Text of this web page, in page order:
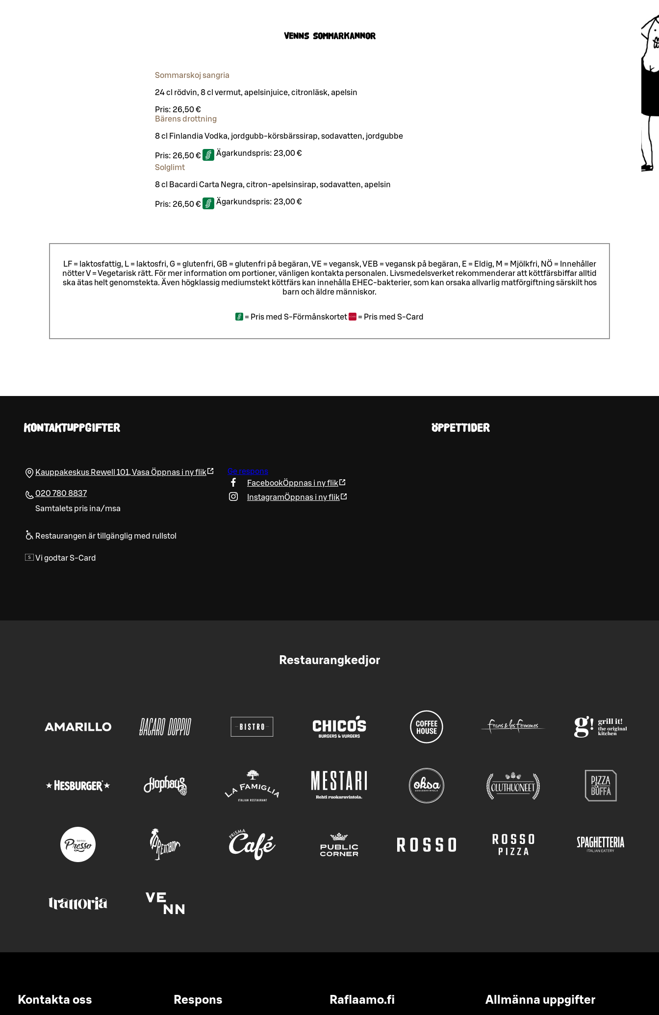
VENNs sommarkannor
Sommarskoj sangria
24 cl rödvin, 8 cl vermut, apelsinjuice, citronläsk, apelsin
Pris: 26,50 €
Bärens drottning
8 cl Finlandia Vodka, jordgubb‑körsbärssirap, sodavatten, jordgubbe
Pris: 26,50 € Ägarkundspris: 23,00 €
Solglimt
8 cl Bacardi Carta Negra, citron‑apelsinsirap, sodavatten, apelsin
Pris: 26,50 € Ägarkundspris: 23,00 €
LF = laktosfattig, L = laktosfri, G = glutenfri, GB = glutenfri på begäran, VE = vegansk, VEB = vegansk på begäran, E = Eldig, M = Mjölkfri, NÖ = Innehåller
nötter V = Vegetarisk rätt. För mer information om portioner, vänligen kontakta personalen. Livsmedelsverket rekommenderar att köttfärsbiffar alltid
ska ätas helt genomstekta. Även högklassig mediumstekt köttfärs kan innehålla EHEC-bakterier, som kan orsaka allvarlig matförgiftning särskilt hos
barn och äldre människor.
= Pris med S-Förmånskortet = Pris med S-Card
KONTAKTUPPGIFTER
Kauppakeskus Rewell 101,Vasa Öppnas i ny flik
020 780 8837
Samtalets pris ina/msa
Restaurangen är tillgänglig med rullstol
Vi godtar S-Card
Ge respons
FacebookÖppnas i ny flik
InstagramÖppnas i ny flik
ÖPPETTIDER
Restaurangkedjor
Kontakta oss Respons Raflaamo.fi Allmänna uppgifter